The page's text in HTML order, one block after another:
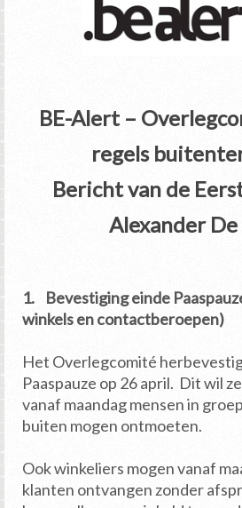
BE-Alert –
regels
Bericht van de
Alexander
1. Bevestiging einde
winkels en contactberoepen)
Het Overlegcomité
Paaspauze op 26 april. Dit wil
vanaf maandag mensen in
buiten mogen ontmoeten.
Ook winkeliers mogen vanaf
klanten ontvangen zonder